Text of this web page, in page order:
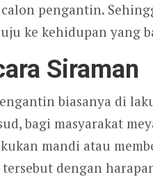
pengantin.
ke kehidupan yang
Siraman
biasanya di
bagi masyarakat
mandi atau
tersebut dengan